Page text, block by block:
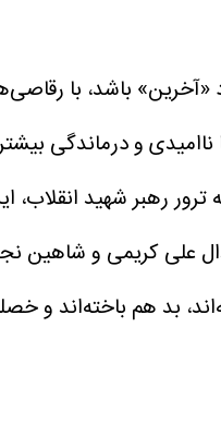
«آخرین» باشد، با
و درماندگی
رهبر شهید انقلاب،
علی کریمی و شاهین
بد هم باخته‌اند و